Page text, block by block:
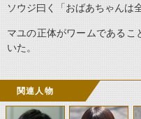
ソウジ曰く「おばあちゃんは
マユの正体がワームであるこ
いた。
関連人物